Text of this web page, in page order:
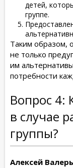
детей,
группе.
Таким образом,
не только
им
потребности
Вопрос 4:
в случае
группы?
Алексей